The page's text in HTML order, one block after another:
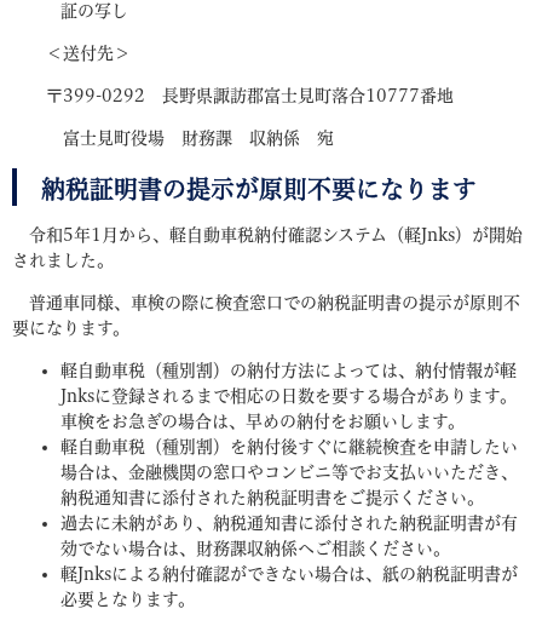
証の写し
＜送付先＞
〒399-0292 長野県諏訪郡富士見町落合10777番地
富士見町役場 財務課 収納係 宛
納税証明書の提示が原則不要になります
令和5年1月から、軽自動車税納付確認システム（軽Jnks）が開始
されました。
普通車同様、車検の際に検査窓口での納税証明書の提示が原則不
要になります。
軽自動車税（種別割）の納付方法によっては、納付情報が軽
Jnksに登録されるまで相応の日数を要する場合があります。
車検をお急ぎの場合は、早めの納付をお願いします。
軽自動車税（種別割）を納付後すぐに継続検査を申請したい
場合は、金融機関の窓口やコンビニ等でお支払いいただき、
納税通知書に添付された納税証明書をご提示ください。
過去に未納があり、納税通知書に添付された納税証明書が有
効でない場合は、財務課収納係へご相談ください。
軽Jnksによる納付確認ができない場合は、紙の納税証明書が
必要となります。